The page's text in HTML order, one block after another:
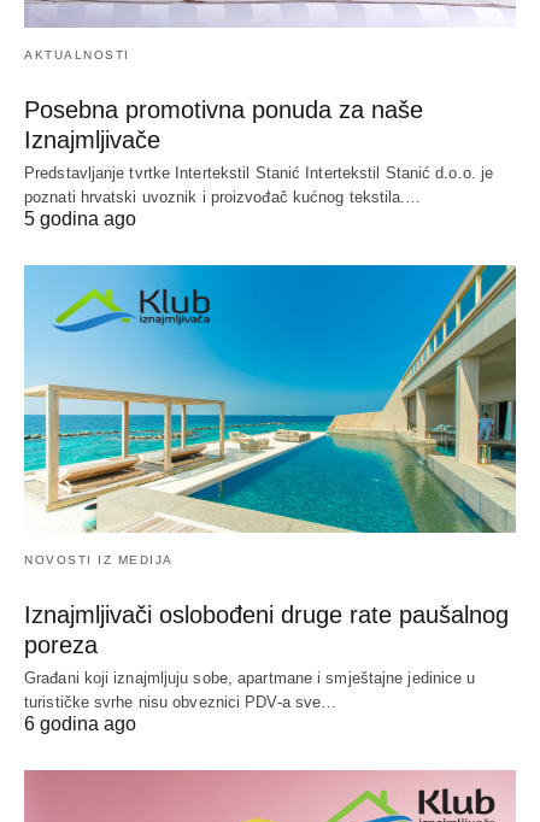
AKTUALNOSTI
Posebna promotivna ponuda za naše
Iznajmljivače
Predstavljanje tvrtke Intertekstil Stanić Intertekstil Stanić d.o.o. je
poznati hrvatski uvoznik i proizvođač kućnog tekstila.…
5 godina ago
NOVOSTI IZ MEDIJA
Iznajmljivači oslobođeni druge rate paušalnog
poreza
Građani koji iznajmljuju sobe, apartmane i smještajne jedinice u
turističke svrhe nisu obveznici PDV-a sve…
6 godina ago